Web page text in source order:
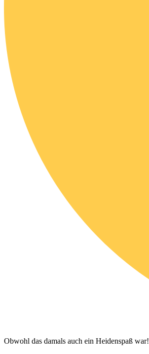
Obwohl das damals auch ein Heidenspaß war!